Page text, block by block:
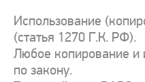
Использование
(статья 1270 Г.К. РФ).
Любое копирование и
по закону.